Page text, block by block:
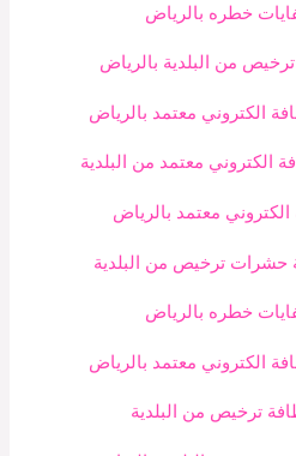
خطره بالرياض
من البلدية بالرياض
الكتروني معتمد بالرياض
الكتروني معتمد من البلدية
معتمد بالرياض
حشرات ترخيص من البلدية
خطره بالرياض
الكتروني معتمد بالرياض
ترخيص من البلدية